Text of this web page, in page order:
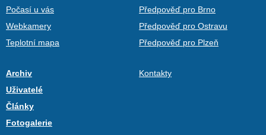
Počasí u vás
Webkamery
Teplotní mapa
Předpověď pro Brno
Předpověď pro Ostravu
Předpověď pro Plzeň
Archiv
Uživatelé
Články
Fotogalerie
Kontakty